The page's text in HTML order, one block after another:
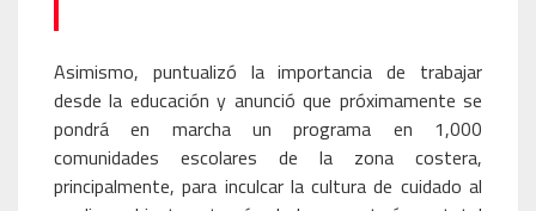
Asimismo, puntualizó la importancia de trabajar
desde la educación y anunció que próximamente se
pondrá en marcha un programa en 1,000
comunidades escolares de la zona costera,
principalmente, para inculcar la cultura de cuidado al